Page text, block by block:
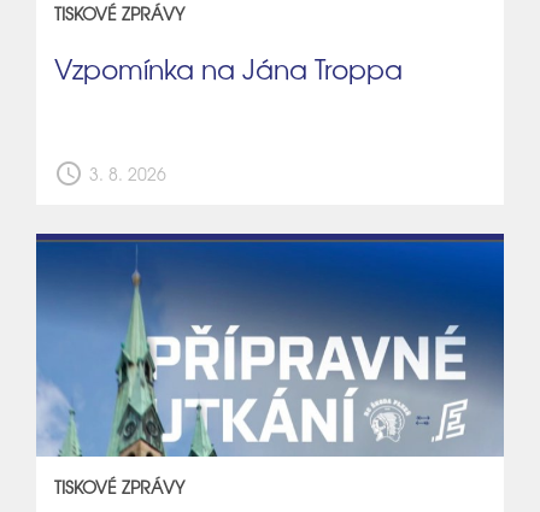
TISKOVÉ ZPRÁVY
Vzpomínka na Jána Troppa
schedule 3. 8. 2026
TISKOVÉ ZPRÁVY